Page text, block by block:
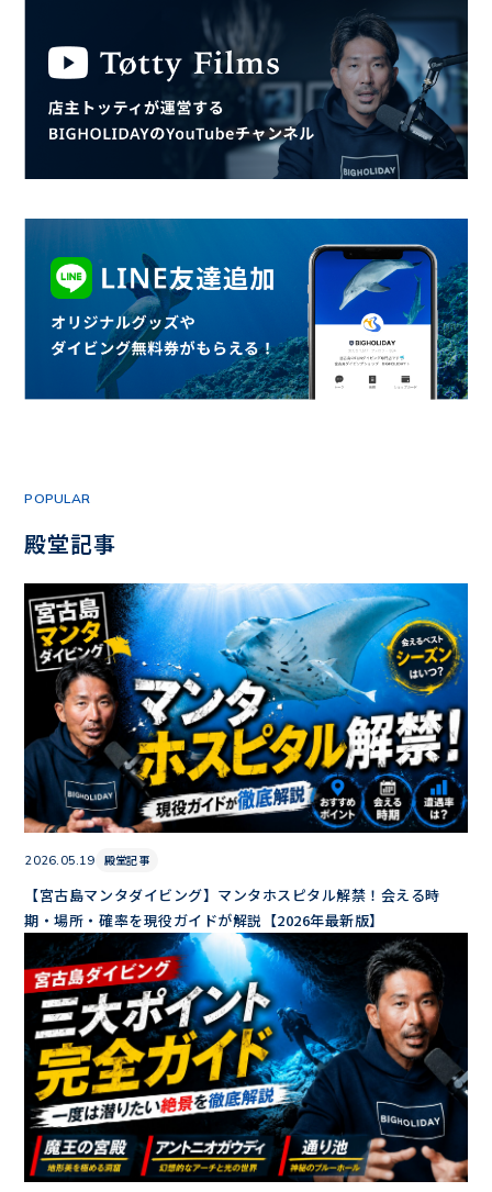
POPULAR
殿堂記事
2026.05.19 殿堂記事
【宮古島マンタダイビング】マンタホスピタル解禁！会える時
期・場所・確率を現役ガイドが解説【2026年最新版】